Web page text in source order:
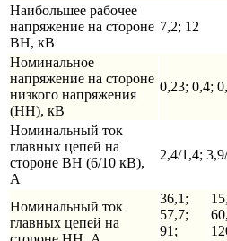
Наибольшее рабочее
напряжение на стороне
ВН, кВ
7,2; 12
Номинальное
напряжение на стороне
низкого напряжения
(НН), кВ
0,23; 0,4;
Номинальный ток
главных цепей на
стороне ВН (6/10 кВ),
А
2,4/1,4;
Номинальный ток
главных цепей на
36,1;
57,7;
91;